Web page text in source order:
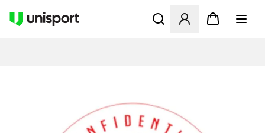
Åbner en Modal til at